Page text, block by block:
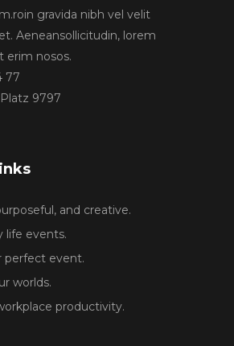
gravida nibh vel velit
Aeneansollicitudin, lorem
erim nosos.
77
9797
and creative.
life events.
perfect event.
worlds.
productivity.